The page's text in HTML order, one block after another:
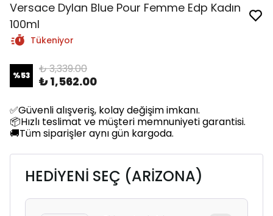
Versace Dylan Blue Pour Femme Edp Kadın
100ml
Tükeniyor
%53 ₺ 3,339.00
₺ 1,562.00
✅Güvenli alışveriş, kolay değişim imkanı.
📦Hızlı teslimat ve müşteri memnuniyeti garantisi.
🚚Tüm siparişler aynı gün kargoda.
HEDİYENİ SEÇ (ARİZONA)